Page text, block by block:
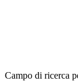
Campo di ricerca